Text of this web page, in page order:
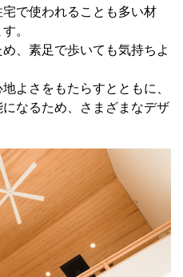
で使われることも多い材
。
、素足で歩いても気持ちよ
よさをもたらすとともに、
なるため、さまざまなデザ